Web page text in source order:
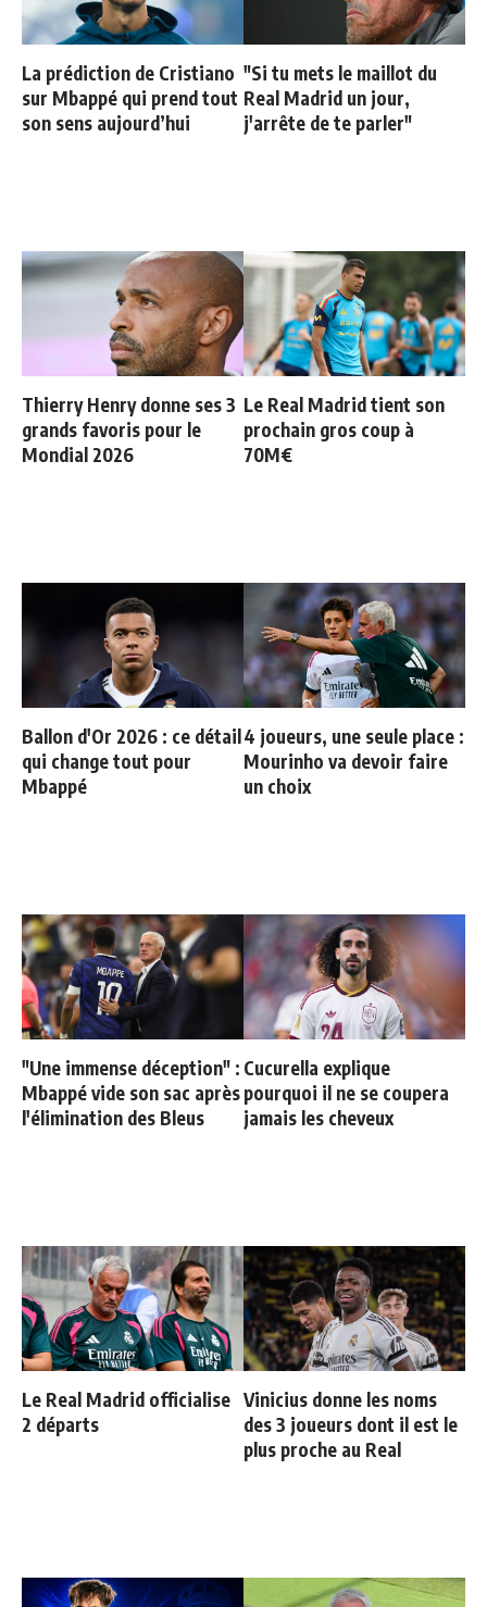
La prédiction de Cristiano
sur Mbappé qui prend tout
son sens aujourd’hui
"Si tu mets le maillot du
Real Madrid un jour,
j'arrête de te parler"
Thierry Henry donne ses 3
grands favoris pour le
Mondial 2026
Le Real Madrid tient son
prochain gros coup à
70M€
Ballon d'Or 2026 : ce détail
qui change tout pour
Mbappé
4 joueurs, une seule place :
Mourinho va devoir faire
un choix
"Une immense déception" :
Mbappé vide son sac après
l'élimination des Bleus
Cucurella explique
pourquoi il ne se coupera
jamais les cheveux
Le Real Madrid officialise
2 départs
Vinicius donne les noms
des 3 joueurs dont il est le
plus proche au Real